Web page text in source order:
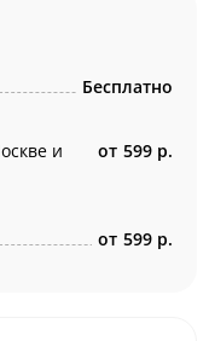
Бесплатно
и
от 599 р.
от 599 р.